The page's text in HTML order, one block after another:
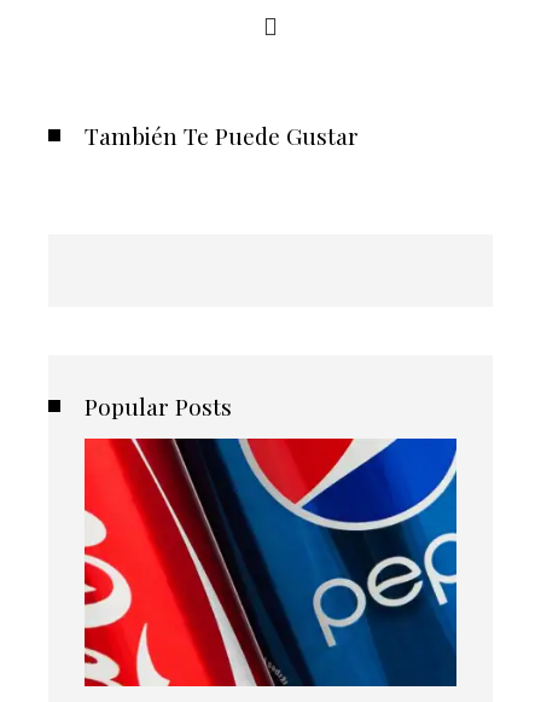
También Te Puede Gustar
Popular Posts